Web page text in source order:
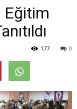
Eğitim
0
177